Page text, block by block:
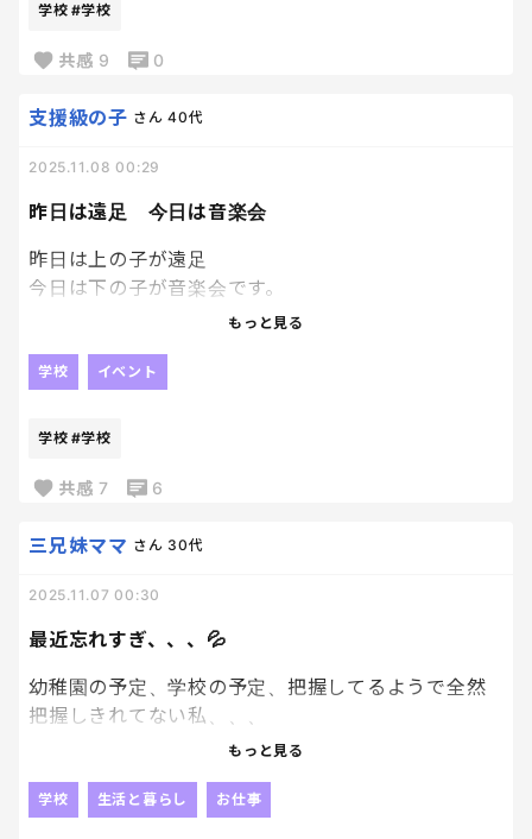
たストレスだよね。
はー…憂鬱だけど、来年乗り切ろう…
学校 #学校
共感 9 0
昨日は遠足 今日は音楽会
支援級の子 さん 40代
2025.11.08 00:29
昨日は上の子が遠足
今日は下の子が音楽会です。
小学校が別だから仕方ないけど、金土と早起きで休
もっと見る
学校 イベント
学校 #学校
共感 7 6
最近忘れすぎ、、、💦
三兄妹ママ さん 30代
2025.11.07 00:30
幼稚園の予定、学校の予定、把握してるようで全然
把握しきれてない私、、、
脳みそが追いついていない！！
もっと見る
学校 生活と暮らし お仕事